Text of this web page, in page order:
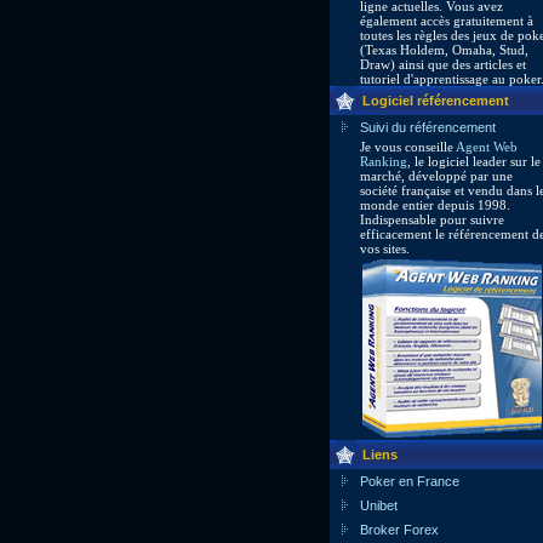
ligne actuelles. Vous avez
également accès gratuitement à
toutes les règles des jeux de
(Texas Holdem, Omaha, Stud,
Draw) ainsi que des articles et
tutoriel d'apprentissage au poker.
Logiciel référencement
Suivi du référencement
Je vous conseille Agent Web
Ranking , le logiciel leader sur le
marché, développé par une
société française et vendu dans
monde entier depuis 1998.
Indispensable pour suivre
efficacement le référencement
vos sites.
Liens
Poker en France
Unibet
Broker Forex